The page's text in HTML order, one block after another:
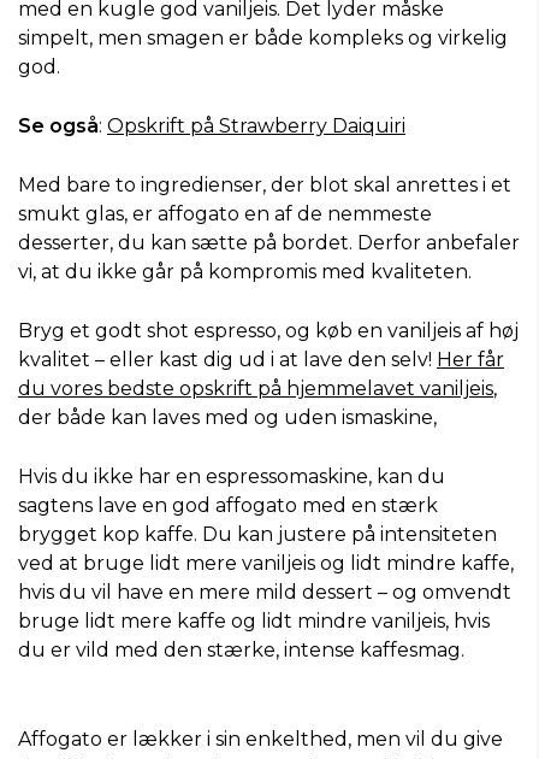
med en kugle god vaniljeis. Det lyder måske
simpelt, men smagen er både kompleks og virkelig
god.
Se også: Opskrift på Strawberry Daiquiri
Med bare to ingredienser, der blot skal anrettes i et
smukt glas, er affogato en af de nemmeste
desserter, du kan sætte på bordet. Derfor anbefaler
vi, at du ikke går på kompromis med kvaliteten.
Bryg et godt shot espresso, og køb en vaniljeis af høj
kvalitet – eller kast dig ud i at lave den selv! Her får
du vores bedste opskrift på hjemmelavet vaniljeis,
der både kan laves med og uden ismaskine,
Hvis du ikke har en espressomaskine, kan du
sagtens lave en god affogato med en stærk
brygget kop kaffe. Du kan justere på intensiteten
ved at bruge lidt mere vaniljeis og lidt mindre kaffe,
hvis du vil have en mere mild dessert – og omvendt
bruge lidt mere kaffe og lidt mindre vaniljeis, hvis
du er vild med den stærke, intense kaffesmag.
Affogato er lækker i sin enkelthed, men vil du give